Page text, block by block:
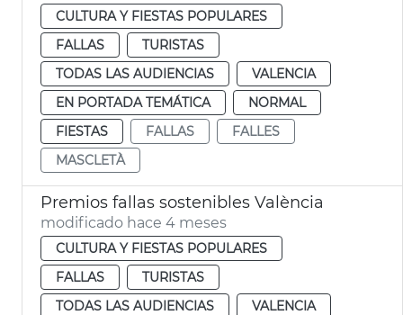
CULTURA Y FIESTAS POPULARES
FALLAS
TURISTAS
TODAS LAS AUDIENCIAS
VALENCIA
EN PORTADA TEMÁTICA
NORMAL
FIESTAS
FALLAS
FALLES
MASCLETÀ
Premios fallas sostenibles València
modificado hace 4 meses
CULTURA Y FIESTAS POPULARES
FALLAS
TURISTAS
TODAS LAS AUDIENCIAS
VALENCIA